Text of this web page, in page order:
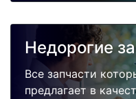
Недорогие
Все запчасти
предлагает в